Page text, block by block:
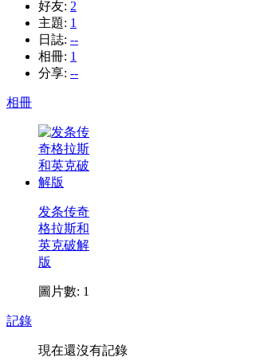
好友: 2
主題: 1
日誌: --
相冊: 1
分享: --
相冊
发条传奇
格拉斯和
英克破解
版
圖片數: 1
記錄
現在還沒有記錄